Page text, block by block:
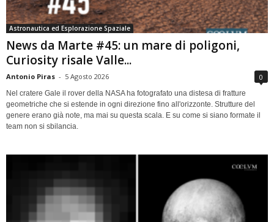
Astronautica ed Esplorazione Spaziale
News da Marte #45: un mare di poligoni,
Curiosity risale Valle...
Antonio Piras - 5 Agosto 2026 0
Nel cratere Gale il rover della NASA ha fotografato una distesa di fratture
geometriche che si estende in ogni direzione fino all'orizzonte. Strutture del
genere erano già note, ma mai su questa scala. E su come si siano formate il
team non si sbilancia.